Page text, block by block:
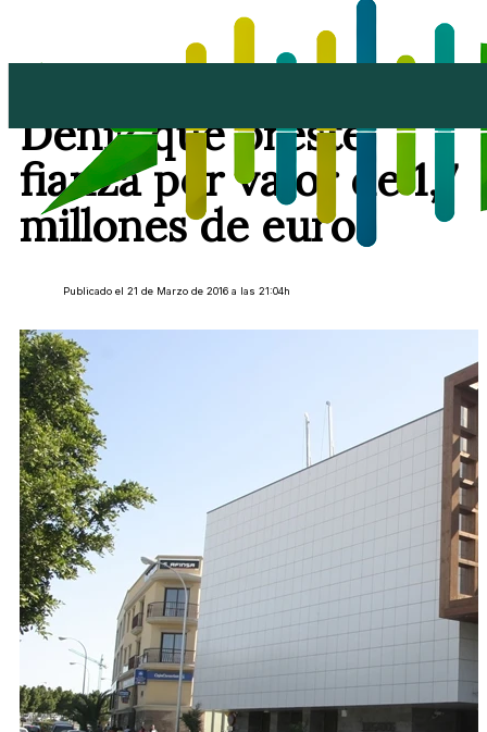
Déniz que preste
fianza por valor de 1,7
millones de euros
Publicado el 21 de Marzo de 2016 a las 21:04h